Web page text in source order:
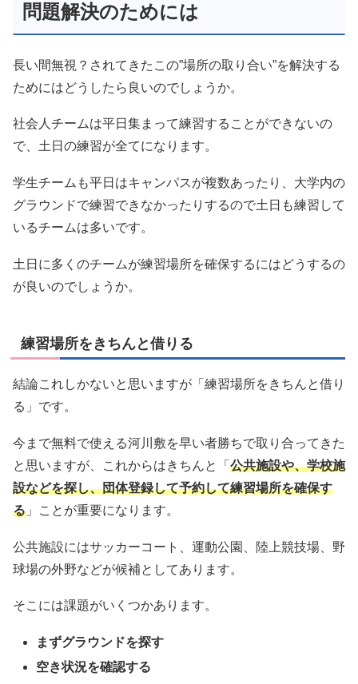
問題解決のためには
長い間無視？されてきたこの”場所の取り合い”を解決する
ためにはどうしたら良いのでしょうか。
社会人チームは平日集まって練習することができないの
で、土日の練習が全てになります。
学生チームも平日はキャンパスが複数あったり、大学内の
グラウンドで練習できなかったりするので土日も練習して
いるチームは多いです。
土日に多くのチームが練習場所を確保するにはどうするの
が良いのでしょうか。
練習場所をきちんと借りる
結論これしかないと思いますが「練習場所をきちんと借り
る」です。
今まで無料で使える河川敷を早い者勝ちで取り合ってきた
と思いますが、これからはきちんと「 公共施設や、学校施
設などを探し、団体登録して予約して練習場所を確保す
る 」ことが重要になります。
公共施設にはサッカーコート、運動公園、陸上競技場、野
球場の外野などが候補としてあります。
そこには課題がいくつかあります。
まずグラウンドを探す
空き状況を確認する